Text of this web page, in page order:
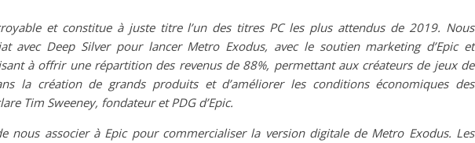
et constitue à juste titre l’un des titres PC les plus attendus de 2019. Nous
avec Deep Silver pour lancer Metro Exodus, avec le soutien marketing d’Epic et
à offrir une répartition des revenus de 88%, permettant aux créateurs de jeux de
la création de grands produits et d’améliorer les conditions économiques des
Tim Sweeney, fondateur et PDG d’Epic.
nous associer à Epic pour commercialiser la version digitale de Metro Exodus. Les